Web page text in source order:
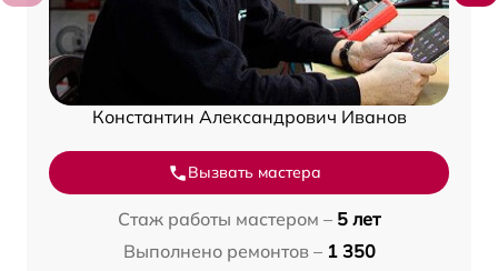
Константин Александрович Иванов
Вызвать мастера
Стаж работы мастером – 5 лет
Выполнено ремонтов – 1 350